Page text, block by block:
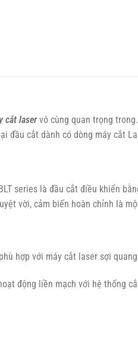
cắt laservô cùng quan trọng
đầu cắt dành có dòng máy cắt
series là đầu cắt điều khiển
vời, cảm biến hoàn chỉnh là
hợp với máy cắt laser sợi
động liền mạch với hệ thống